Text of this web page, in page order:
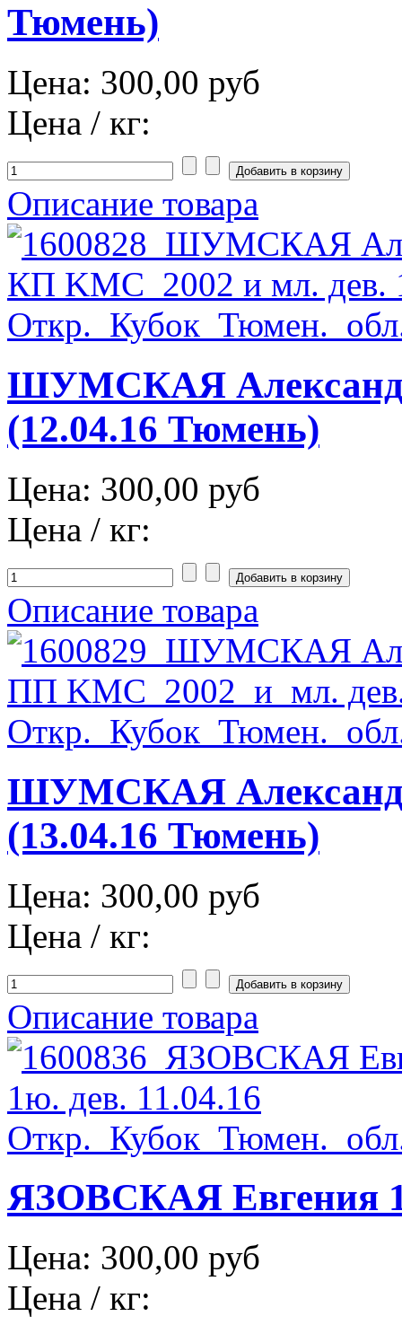
Тюмень)
Цена: 300,00 руб
Цена / кг:
Описание товара
ШУМСКАЯ
(12.04.16 Тюмень)
Цена: 300,00 руб
Цена / кг:
Описание товара
ШУМСКАЯ
(13.04.16 Тюмень)
Цена: 300,00 руб
Цена / кг:
Описание товара
ЯЗОВСКАЯ Евгения
Цена: 300,00 руб
Цена / кг: